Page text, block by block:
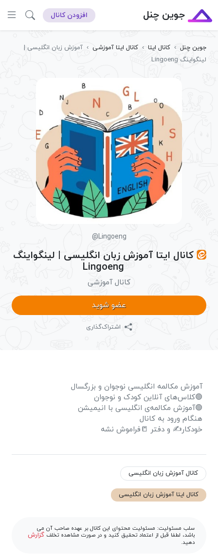
جوین چنل افزودن کانال
جوین چنل › کانال ایتا › کانال ایتا آموزشی › آموزش زبان انگلیسی |
لینگواینگ Lingoeng
@Lingoeng
کانال ایتا آموزش زبان انگلیسی | لینگواینگ
Lingoeng
کانال آموزشی
عضو شوید
اشتراک‌گذاری
آموزش مکالمه انگلیسی نوجوان و بزرگسال
🟢کلاس‌های آنلاین کودک و نوجوان
🟢آموزش مکالمه‌ی انگلیسی با انیمیشن
هنگام ورود به کانال
خودکار✍️ و دفتر 📒فراموش نشه
کانال آموزش زبان انگلیسی
کانال ایتا آموزش زبان انگلیسی
سلب مسئولیت: مسئولیت محتوای این کانال بر عهده صاحب آن می
باشد، لطفا قبل از اعتماد تحقیق کنید و در صورت مشاهده تخلف گزارش
دهید.